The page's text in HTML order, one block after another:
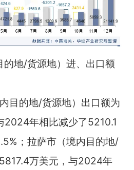
的地/货源地）进、出口额
目的地/货源地）出口额为
年相比减少了5210.1
；拉萨市（境内目的地/
万美元，与2024年